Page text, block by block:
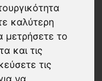
καλύτερη
μετρήσετε το
και τις
τις
να